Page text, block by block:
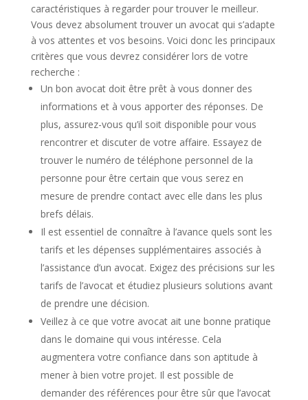
caractéristiques à regarder pour trouver le meilleur.
Vous devez absolument trouver un avocat qui s’adapte
à vos attentes et vos besoins. Voici donc les principaux
critères que vous devrez considérer lors de votre
recherche :
Un bon avocat doit être prêt à vous donner des
informations et à vous apporter des réponses. De
plus, assurez-vous qu’il soit disponible pour vous
rencontrer et discuter de votre affaire. Essayez de
trouver le numéro de téléphone personnel de la
personne pour être certain que vous serez en
mesure de prendre contact avec elle dans les plus
brefs délais.
Il est essentiel de connaître à l’avance quels sont les
tarifs et les dépenses supplémentaires associés à
l’assistance d’un avocat. Exigez des précisions sur les
tarifs de l’avocat et étudiez plusieurs solutions avant
de prendre une décision.
Veillez à ce que votre avocat ait une bonne pratique
dans le domaine qui vous intéresse. Cela
augmentera votre confiance dans son aptitude à
mener à bien votre projet. Il est possible de
demander des références pour être sûr que l’avocat